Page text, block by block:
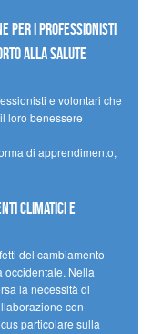
per i professionisti
alla salute
e volontari che
loro benessere
di apprendimento,
climatici e
del cambiamento
occidentale. Nella
la necessità di
con
particolare sulla